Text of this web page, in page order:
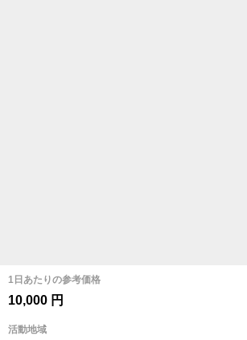
1日あたりの参考価格
10,000 円
活動地域